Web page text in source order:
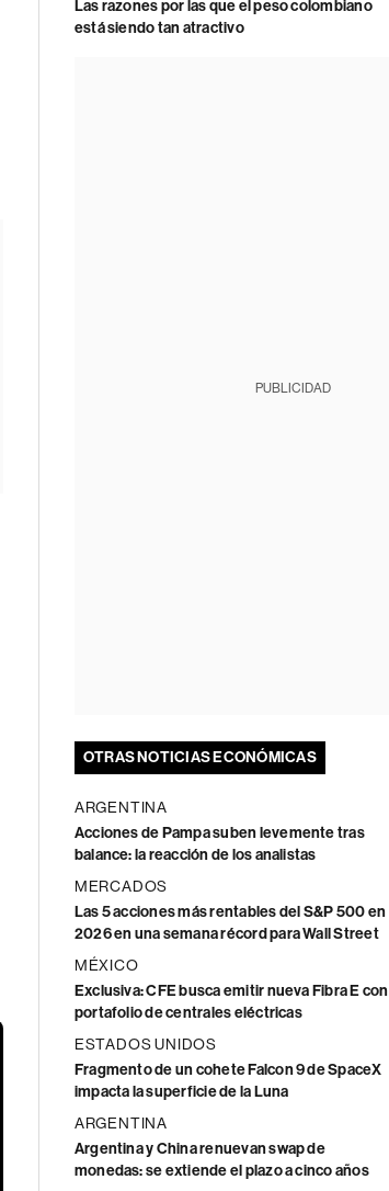
Las razones por las que el peso colombiano
está siendo tan atractivo
PUBLICIDAD
OTRAS NOTICIAS ECONÓMICAS
ARGENTINA
Acciones de Pampa suben levemente tras
balance: la reacción de los analistas
MERCADOS
Las 5 acciones más rentables del S&P 500 en
2026 en una semana récord para Wall Street
MÉXICO
Exclusiva: CFE busca emitir nueva Fibra E con
portafolio de centrales eléctricas
ESTADOS UNIDOS
Fragmento de un cohete Falcon 9 de SpaceX
impacta la superficie de la Luna
ARGENTINA
Argentina y China renuevan swap de
monedas: se extiende el plazo a cinco años